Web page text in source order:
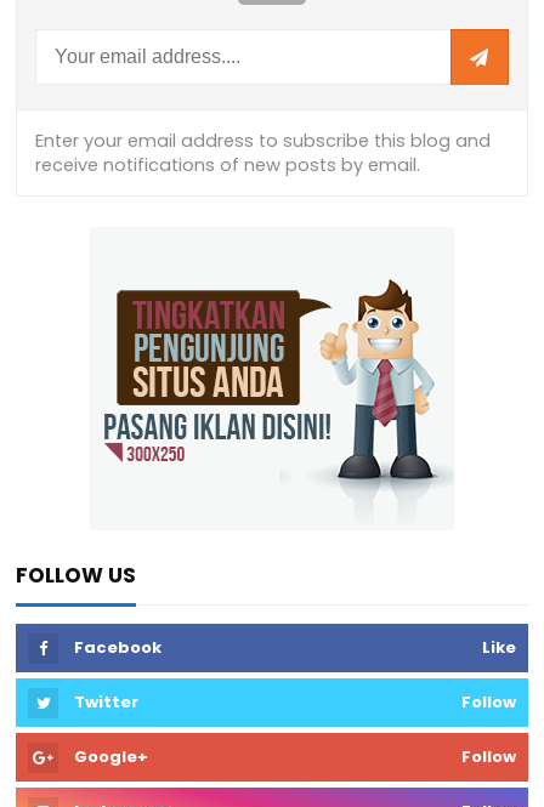
FOLLOW US
Facebook Like
Twitter Follow
Google+ Follow